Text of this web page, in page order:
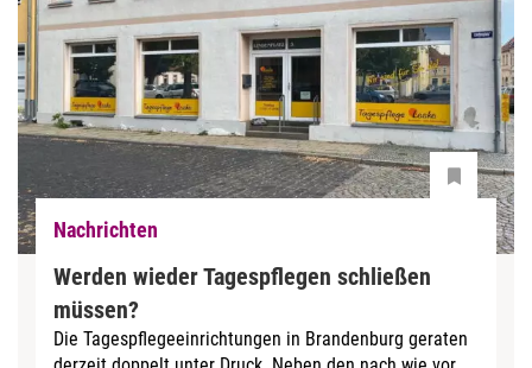
Nachrichten
Werden wieder Tagespflegen schließen
müssen?
Die Tagespflegeeinrichtungen in Brandenburg geraten